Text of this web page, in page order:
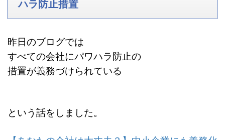
ハラ防止措置
昨日のブログでは
すべての会社にパワハラ防止の
措置が義務づけられている
という話をしました。